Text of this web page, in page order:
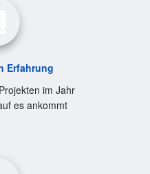
Erfahrung
im Jahr
es ankommt